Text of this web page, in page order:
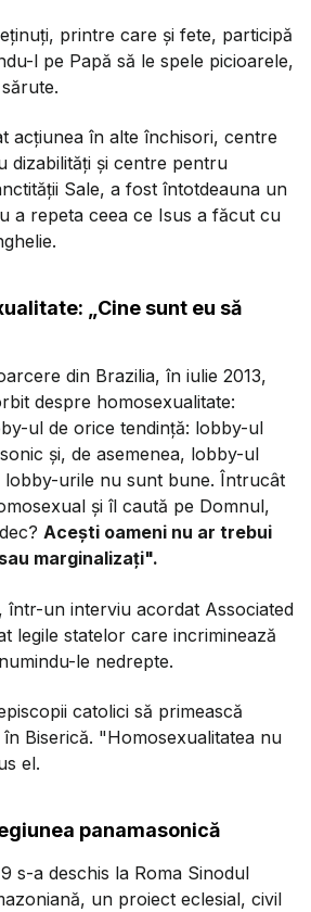
printre care și fete, participă
l pe Papă să le spele picioarele,
acțiunea în alte închisori, centre
dizabilități și centre pentru
Sale, a fost întotdeauna un
a repeta ceea ce Isus a făcut cu
„Cine sunt eu să
din Brazilia, în iulie 2013,
despre homosexualitate:
ul de orice tendință: lobby-ul
și, de asemenea, lobby-ul
lobby-urile nu sunt bune. Întrucât
și îl caută pe Domnul,
Acești oameni nu ar trebui
marginalizați".
într-un interviu acordat Associated
legile statelor care incriminează
le nedrepte.
catolici să primească
în Biserică. "Homosexualitatea nu
el.
panamasonică
s-a deschis la Roma Sinodul
un proiect eclesial, civil